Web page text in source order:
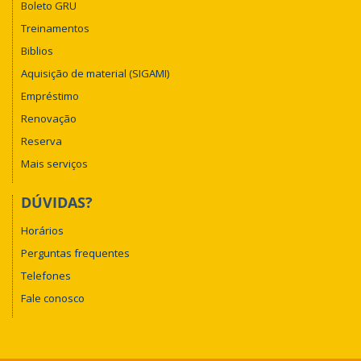
Boleto GRU
Treinamentos
Biblios
Aquisição de material (SIGAMI)
Empréstimo
Renovação
Reserva
Mais serviços
DÚVIDAS?
Horários
Perguntas frequentes
Telefones
Fale conosco